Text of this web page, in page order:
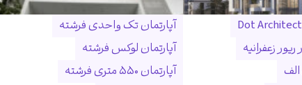
Dot
ریور زعفرانیه
آپارتمان تک واحدی فرشته
آپارتمان لوکس فرشته
آپارتمان ۵۵۰ متری فرشته